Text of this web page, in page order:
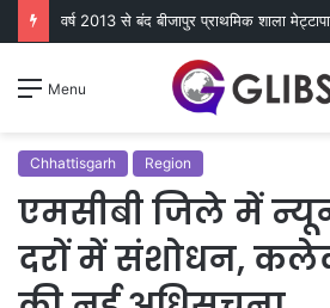
वर्ष 2013 से बंद बीजापुर प्राथमिक शाला
Menu
Chhattisgarh Region
एमसीबी जिले में
दरों में संशोधन,